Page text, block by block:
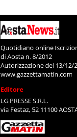
Quotidiano online
di Aosta n. 8/2012
Autorizzazione del 13/12/
www.gazzettamatin.com
Editore
LG PRESSE S.R.L.
via Festaz, 52 11100